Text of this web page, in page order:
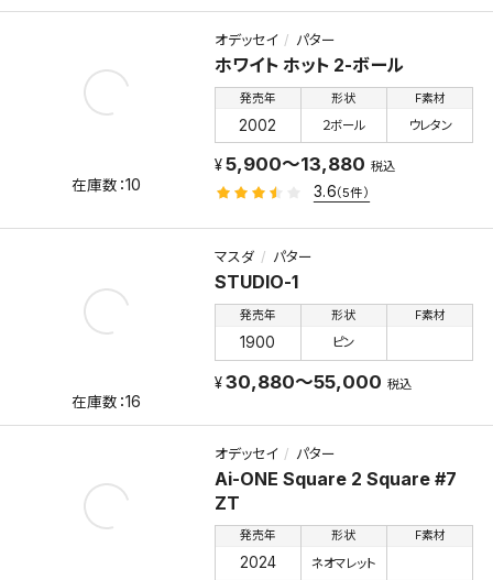
オデッセイ パター
ホワイト ホット 2-ボール
発売年
2002
形状
２ボール
F素材
ウレタン
10
5,900～13,880 税込
3.6（5件）
マスダ パター
STUDIO-1
発売年
1900
形状
ピン
F素材
16
30,880～55,000 税込
オデッセイ パター
Ai-ONE Square 2 Square #7
ZT
発売年
2024
形状
ネオマレット
F素材